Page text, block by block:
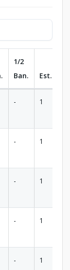
1/2
Ban.
Est.
- 1
- 1
- 1
- 1
- 1